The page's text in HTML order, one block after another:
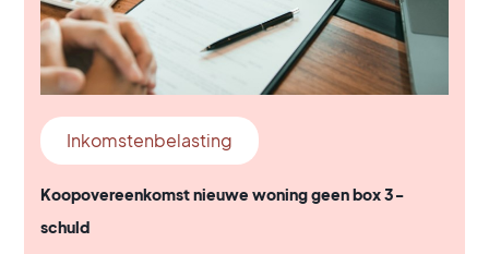
Inkomstenbelasting
Koopovereenkomst nieuwe woning geen box 3-
schuld